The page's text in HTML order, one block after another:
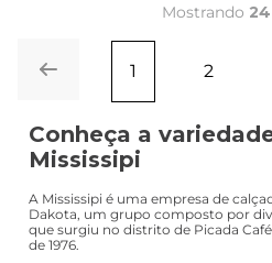
Mostrando
1 2
Conheça a
Mississipi
A Mississipi é uma empresa de
Dakota, um grupo composto por
que surgiu no distrito de Picada
de 1976.